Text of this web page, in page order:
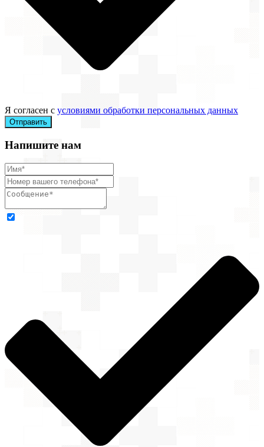
Я согласен с условиями обработки персональных данных
Отправить
Напишите нам